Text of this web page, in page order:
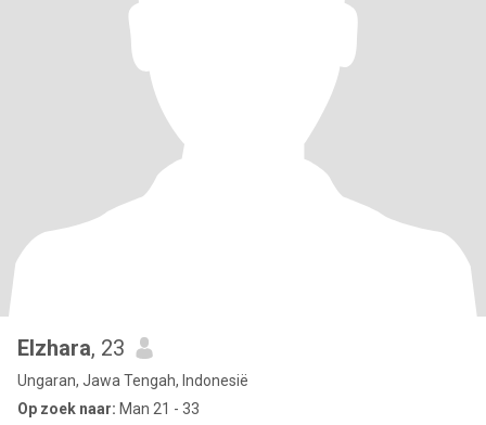
Elzhara, 23
Ungaran, Jawa Tengah, Indonesië
Op zoek naar: Man 21 - 33